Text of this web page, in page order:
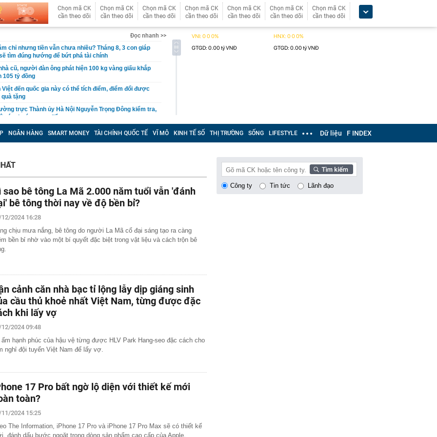
Chọn mã CK
cần theo dõi
Chọn mã CK
cần theo dõi
Chọn mã CK
cần theo dõi
Chọn mã CK
cần theo dõi
Chọn mã CK
cần theo dõi
Chọn mã CK
cần theo dõi
Chọn mã CK
cần theo dõi
Đọc nhanh >>
chỉ nhưng tiền vẫn chưa nhiều? Tháng 8, 3 con giáp
tìm đúng hướng để bứt phá tài chính
cũ, người đàn ông phát hiện 100 kg vàng giấu khắp
105 tỷ đồng
Việt đến quốc gia này có thể tích điểm, điểm đổi được
quà tặng
trực Thành ủy Hà Nội Nguyễn Trọng Đông kiểm tra,
các dự án trọng điểm
thi hành quy định bảo vệ dữ liệu cá nhân
quả XSMN hôm nay thứ Năm ngày 6/8/2026
lớn
tiếp về xét thăng hạng viên chức từ 1/7/2026
tra phòng trọ lúc 0 giờ 30 phút, bắt tạm giam Nguyễn
tự doanh CTCK bán ròng 200 tỷ đồng trong phiên Index
cấm nhân viên sao chép AI Mỹ, chấp nhận đi sau
do là vì ứng dụng này
quyết định dừng đóng phim
quan tâm ngành logistics, lượt tìm kiếm tăng mạnh
ngoan hơn mua
Airlines bị cáo buộc buôn lậu 70.114 viên thuốc
từ camera an ninh
viện Bạch Mai
ve trong bóng tối, nhưng lập tức biến mất khi bật đèn?
tỏi vào thùng gạo hóa ra vì những lợi ích này
cư hút khách nhất nửa đầu 2026 ở Hà Nội và
Hưng...
Nội thuê nhà hết 5 triệu rưỡi, tháng tiết kiệm được 17
bỏ về quê
NGÂN HÀNG SMART MONEY TÀI CHÍNH QUỐC TẾ VĨ MÔ KINH TẾ SỐ THỊ TRƯỜNG SỐNG LIFESTYLE Dữ liệu F INDEX
sao bê tông La Mã 2.000 năm tuổi vẫn 'đánh
bê tông thời nay về độ bền bỉ?
2024 16:28
chịu mưa nắng, bê tông do người La Mã cổ đại sáng tạo ra càng
bền bỉ nhờ vào một bí quyết đặc biệt trong vật liệu và cách trộn bê
cảnh căn nhà bạc tỉ lộng lẫy dịp giáng sinh
cầu thủ khoẻ nhất Việt Nam, từng được đặc
khi lấy vợ
2024 09:48
ấm hạnh phúc của hậu vệ từng được HLV Park Hang-seo đặc cách cho
nghỉ đội tuyển Việt Nam để lấy vợ.
17 Pro bất ngờ lộ diện với thiết kế mới
toàn?
2024 15:25
The Information, iPhone 17 Pro và iPhone 17 Pro Max sẽ có thiết kế
đánh dấu bước ngoặt trong dòng sản phẩm cao cấp của Apple.
Công ty Tin tức Lãnh đạo